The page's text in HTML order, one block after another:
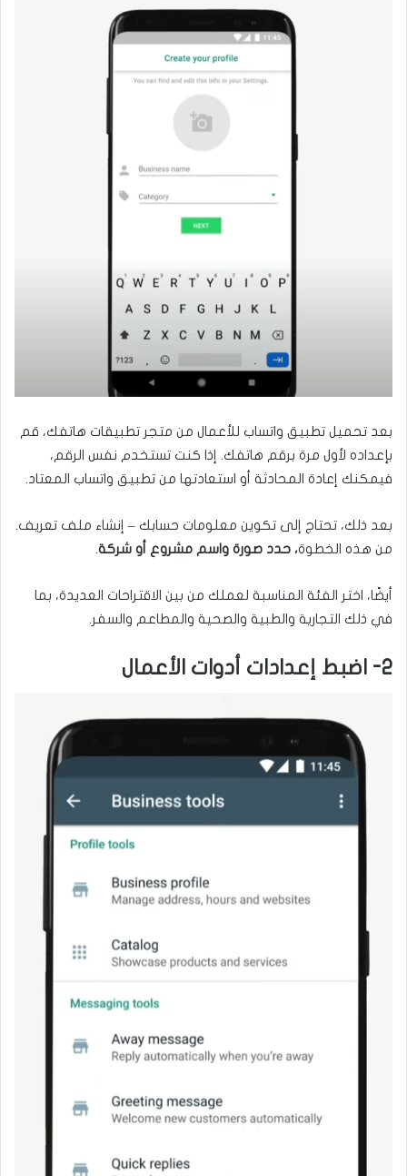
بعد تحميل تطبيق واتساب للأعمال من متجر تطبيقات هاتفك، قم
بإعداده لأول مرة برقم هاتفك. إذا كنت تستخدم نفس الرقم،
فيمكنك إعادة المحادثة أو استعادتها من تطبيق واتساب المعتاد.
بعد ذلك، تحتاج إلى تكوين معلومات حسابك – إنشاء ملف تعريف.
من هذه الخطوة، حدد صورة واسم مشروع أو شركة.
أيضًا، اختر الفئة المناسبة لعملك من بين الاقتراحات العديدة، بما
في ذلك التجارية والطبية والصحية والمطاعم والسفر.
2- اضبط إعدادات أدوات الأعمال